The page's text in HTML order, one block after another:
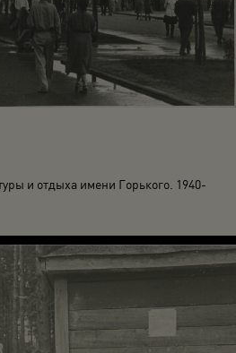
и отдыха имени Горького. 1940-